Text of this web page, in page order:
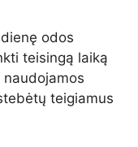
odos
teisingą laiką
teigiamus